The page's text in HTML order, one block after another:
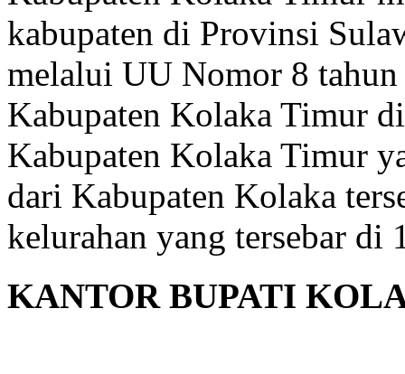
kabupaten di Provinsi
melalui UU Nomor 8
Kabupaten Kolaka Timur
Kabupaten Kolaka Timur
dari Kabupaten Kolaka
kelurahan yang tersebar di
KANTOR BUPATI